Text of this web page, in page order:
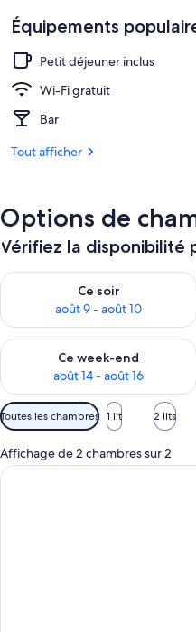
Équipements
Petit déjeuner inclus
Wi-Fi gratuit
Bar
Tout afficher
Options de
Vérifiez la disponibilité
Ce soir
août 9 - août 10
Vérifier la disponibilité pour
Ce week-end
août 14 - août 16
Vérifier la disponibilité pour
Filtres
disponibles
pour
les
Toutes les chambres 1 lit 2 lits
Affichage de 2 chambres sur 2